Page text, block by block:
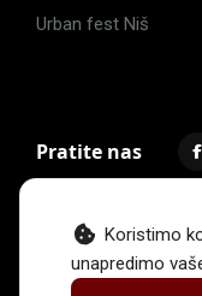
Koristimo
unapredimo
Urban fest Niš
Pratite nas
Impressum